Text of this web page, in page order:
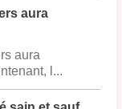
aura
aura
l...